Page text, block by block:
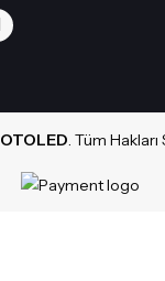
OTOLED. Tüm Hakları